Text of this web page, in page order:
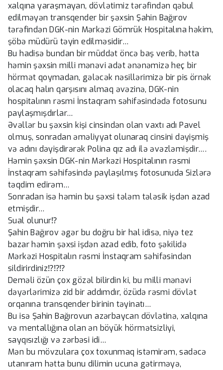
xalqına yaraşmayan, dövlətimiz tərəfindən qəbul
edilməyən transqender bir şəxsin Şahin Bağırov
tərəfindən DGK-nin Mərkəzi Gömrük Hospitalına həkim,
şöbə müdürü təyin edilməsidir…
Bu hadisə bundan bir müddət öncə baş verib, hətta
həmin şəxsin milli mənəvi adət ənənəmizə heç bir
hörmət qoymadan, gələcək nəsillərimizə bir pis örnək
olacaq halın qarşısını almaq əvəzinə, DGK-nin
hospitalının rəsmi İnstaqram səhifəsindədə fotosunu
paylaşmışdırlar…
Əvəllər bu şəxsin kişi cinsindən olan vaxtı adı Pavel
olmuş, sonradan əməliyyat olunaraq cinsini dəyişmiş
və adını dəyişdirərək Polina qız adı ilə əvəzləmişdir….
Həmin şəxsin DGK-nin Mərkəzi Hospitalının rəsmi
İnstaqram səhifəsində paylaşılmış fotosunuda Sizlərə
təqdim edirəm…
Sonradan isə həmin bu şəxsi tələm tələsik işdən azad
etmişdir…
Sual olunur⁉
Şahin Bağırov əgər bu doğru bir hal idisə, niyə tez
bazar həmin şəxsi işdən azad edib, foto şəkilidə
Mərkəzi Hospitalın rəsmi İnstaqram səhifəsindən
sildirirdiniz⁉⁉⁉
Deməli özün çox gözəl bilirdin ki, bu milli mənəvi
dəyərlərimizə zid bir addımdır, özüdə rəsmi dövlət
orqanına transqender birinin təyinatı…
Bu isə Şahin Bağırovun azərbaycan dövlətinə, xalqına
və mentallığına olan ən böyük hörmətsizliyi,
sayqısızlığı və zərbəsi idi…
Mən bu mövzulara çox toxunmaq istəmirəm, sadəcə
utanıram hətta bunu dilimin ucuna gətirməyə,